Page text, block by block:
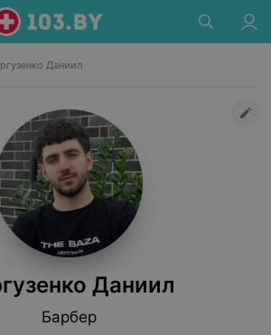
Даниил
Даниил
Барбер